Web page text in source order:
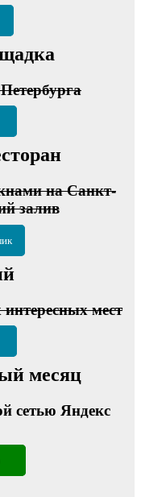
на Санкт-
залив
мест
месяц
сетью Яндекс